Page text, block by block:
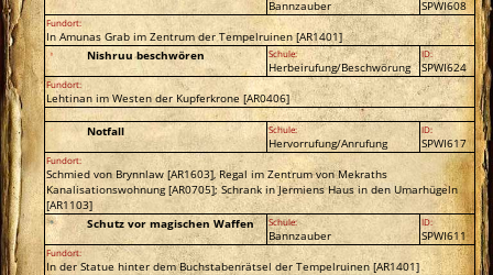
Bannzauber SPWI608
Fundort:
In Amunas Grab im Zentrum der Tempelruinen [AR1401]
Nishruu beschwören
Schule:
Herbeirufung/Beschwörung
ID:
SPWI624
Fundort:
Lehtinan im Westen der Kupferkrone [AR0406]
Notfall Schule:
Hervorrufung/Anrufung
ID:
SPWI617
Fundort:
Schmied von Brynnlaw [AR1603], Regal im Zentrum von Mekraths
Kanalisationswohnung [AR0705]; Schrank in Jermiens Haus in den Umarhügeln
[AR1103]
Schutz vor magischen Waffen
Schule:
Bannzauber
ID:
SPWI611
Fundort:
In der Statue hinter dem Buchstabenrätsel der Tempelruinen [AR1401]